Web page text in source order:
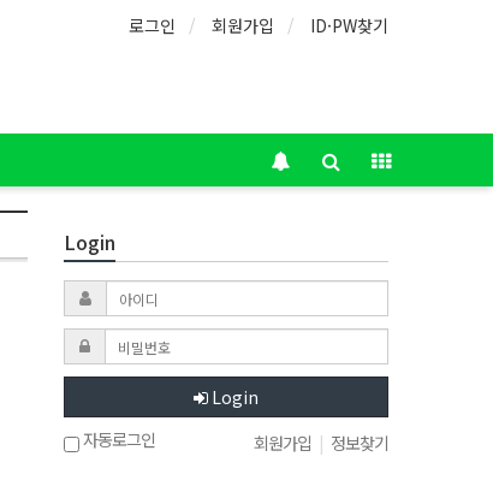
로그인 회원가입 ID·PW찾기
Login
Login
자동로그인
회원가입 | 정보찾기